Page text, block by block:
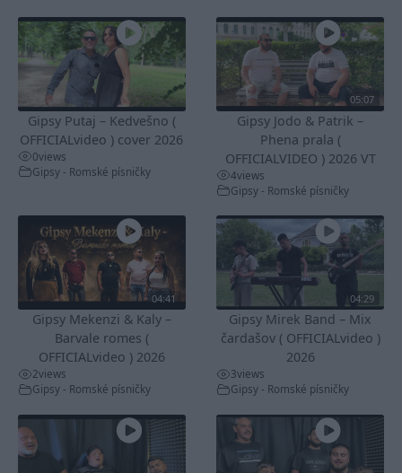
Gipsy Putaj – Kedvešno (
OFFICIALvideo ) cover 2026
0views
Gipsy - Romské písničky
05:07
Gipsy Jodo & Patrik –
Phena prala (
OFFICIALVIDEO ) 2026 VT
4views
Gipsy - Romské písničky
04:41
Gipsy Mekenzi & Kaly –
Barvale romes (
OFFICIALvideo ) 2026
2views
Gipsy - Romské písničky
04:29
Gipsy Mirek Band – Mix
čardašov ( OFFICIALvideo )
2026
3views
Gipsy - Romské písničky